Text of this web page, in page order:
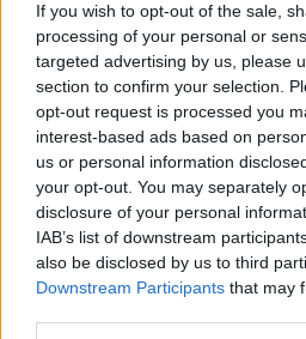
If you wish to opt-out of the sale,
processing of your personal or
targeted advertising by us, please
section to confirm your selection.
opt-out request is processed you
interest-based ads based on
us or personal information
your opt-out. You may separately
disclosure of your personal
IAB’s list of downstream
also be disclosed by us to third
Downstream Participants that may
50Cent, Lil Wayne και οι
τα βλέμματα στο All Star
19.02.2024 20:40